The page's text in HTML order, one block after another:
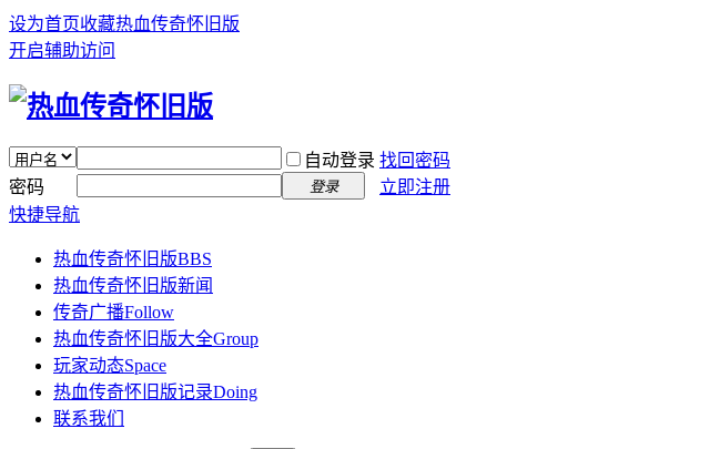
设为首页收藏热血传奇怀旧版
开启辅助访问
自动登录 找回密码
密码
登录
立即注册
快捷导航
热血传奇怀旧版BBS
热血传奇怀旧版新闻
传奇广播Follow
热血传奇怀旧版大全Group
玩家动态Space
热血传奇怀旧版记录Doing
联系我们